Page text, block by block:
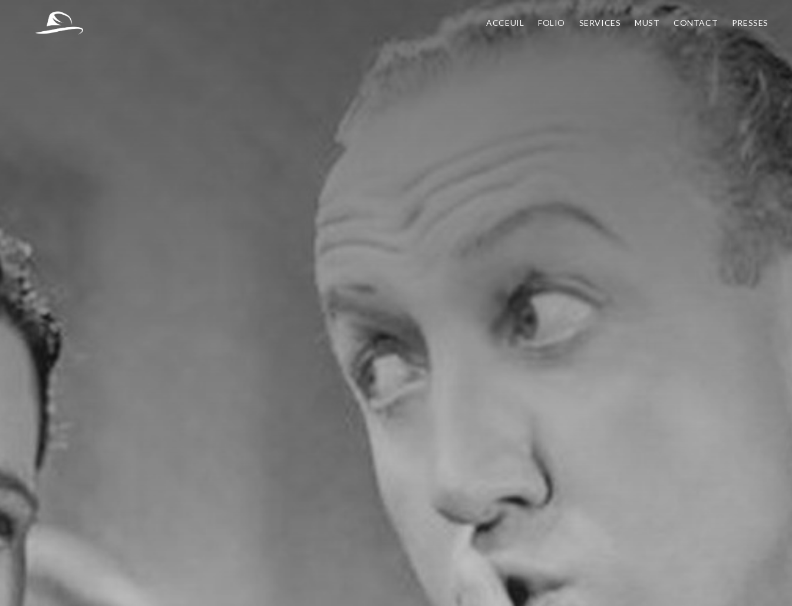
ACCEUIL FOLIO SERVICES MUST CONTACT PRESSES